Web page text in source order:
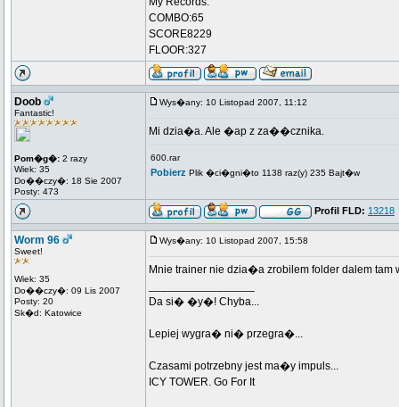
COMBO:65
SCORE8229
FLOOR:327
Doob
Fantastic!
Pom�g�: 2 razy
Wiek: 35
Do��czy�: 18 Sie 2007
Posty: 473
Wys�any: 10 Listopad 2007, 11:12
Mi dzia�a. Ale �ap z za��cznika.
600.rar
Pobierz Plik �ci�gni�to 1138 raz(y) 235 Bajt�w
Profil FLD: 13218
Worm 96
Sweet!
Wiek: 35
Do��czy�: 09 Lis 2007
Posty: 20
Sk�d: Katowice
Wys�any: 10 Listopad 2007, 15:58
Mnie trainer nie dzia�a zrobilem folder dalem
Da si� �y�! Chyba...
Lepiej wygra� ni� przegra�...
Czasami potrzebny jest ma�y impuls...
ICY TOWER. Go For It